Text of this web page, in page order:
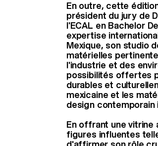
En outre, cette
président du jury de
l'ECAL en Bachelor
expertise
Mexique, son studio
matérielles
l'industrie et des
possibilités offertes
durables et
mexicaine et les
design contemporain
En offrant une vitrine
figures influentes